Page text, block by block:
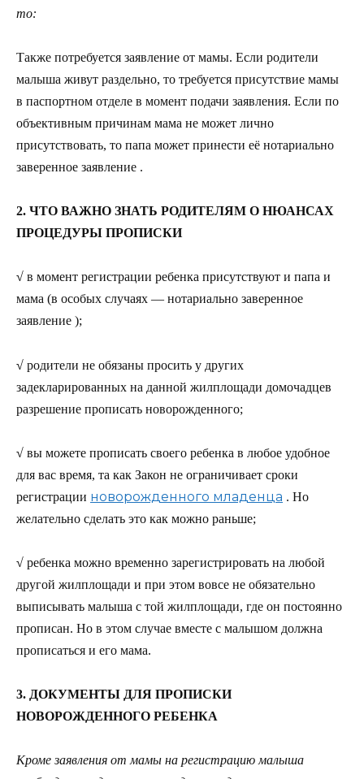
то:
Также потребуется заявление от мамы. Если родители
малыша живут раздельно, то требуется присутствие мамы
в паспортном отделе в момент подачи заявления. Если по
объективным причинам мама не может лично
присутствовать, то папа может принести её нотариально
заверенное заявление .
2. ЧТО ВАЖНО ЗНАТЬ РОДИТЕЛЯМ О НЮАНСАХ
ПРОЦЕДУРЫ ПРОПИСКИ
√ в момент регистрации ребенка присутствуют и папа и
мама (в особых случаях — нотариально заверенное
заявление );
√ родители не обязаны просить у других
задекларированных на данной жилплощади домочадцев
разрешение прописать новорожденного;
√ вы можете прописать своего ребенка в любое удобное
для вас время, та как Закон не ограничивает сроки
регистрации новорожденного младенца . Но
желательно сделать это как можно раньше;
√ ребенка можно временно зарегистрировать на любой
другой жилплощади и при этом вовсе не обязательно
выписывать малыша с той жилплощади, где он постоянно
прописан. Но в этом случае вместе с малышом должна
прописаться и его мама.
3. ДОКУМЕНТЫ ДЛЯ ПРОПИСКИ
НОВОРОЖДЕННОГО РЕБЕНКА
Кроме заявления от мамы на регистрацию малыша